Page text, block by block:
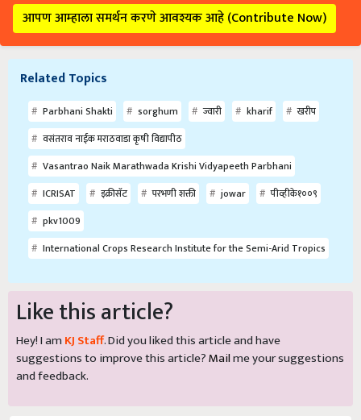
आपण आम्हाला समर्थन करणे आवश्यक आहे (Contribute Now)
Related Topics
Parbhani Shakti sorghum ज्वारी kharif
खरीप
वसंतराव नाईक मराठवाडा कृषी विद्यापीठ
Vasantrao Naik Marathwada Krishi Vidyapeeth Parbhani
ICRISAT
इक्रीसॅट परभणी शक्ती jowar
पीव्हीके१००९
pkv1009
International Crops Research Institute for the Semi-Arid Tropics
Like this article?
Hey! I am KJ Staff. Did you liked this article and have
suggestions to improve this article?Mailme your suggestions
and feedback.